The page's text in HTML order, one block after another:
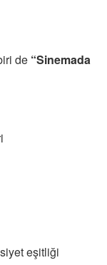
de “Sinemada
eşitliği